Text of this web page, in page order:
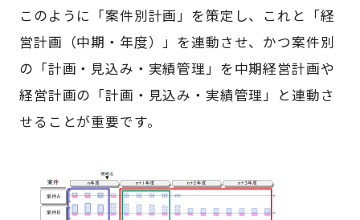
このように「案件別計画」を策定し、これと「経
営計画（中期・年度）」を連動させ、かつ案件別
の「計画・見込み・実績管理」を中期経営計画や
経営計画の「計画・見込み・実績管理」と連動さ
せることが重要です。